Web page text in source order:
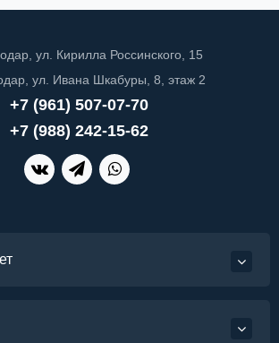
ул. Кирилла Россинского, 15
ул. Ивана Шкабуры, 8, этаж 2
+7 (961) 507-07-70
+7 (988) 242-15-62